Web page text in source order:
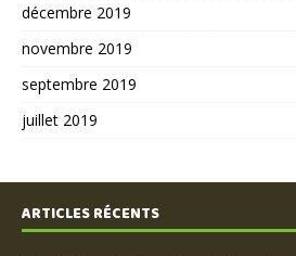
décembre 2019
novembre 2019
septembre 2019
juillet 2019
ARTICLES RÉCENTS